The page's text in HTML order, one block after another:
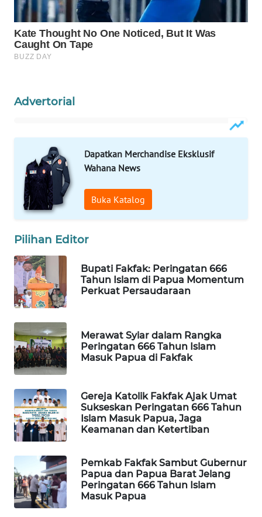
Advertorial
Dapatkan Merchandise Eksklusif
Wahana News
Buka Katalog
Pilihan Editor
Bupati Fakfak: Peringatan 666
Tahun Islam di Papua Momentum
Perkuat Persaudaraan
Merawat Syiar dalam Rangka
Peringatan 666 Tahun Islam
Masuk Papua di Fakfak
Gereja Katolik Fakfak Ajak Umat
Sukseskan Peringatan 666 Tahun
Islam Masuk Papua, Jaga
Keamanan dan Ketertiban
Pemkab Fakfak Sambut Gubernur
Papua dan Papua Barat Jelang
Peringatan 666 Tahun Islam
Masuk Papua
WAHANA
LISTRIK
WAHANA
WAHANA
WAHANANEWS
ID
WAHANANEWS
CO ID
WAHANANEWS
WAHANA
SPORT
WAHANA
UMKM
WAHANA
SELEB
WAHANA
PERSONA
OTOMOTIF
WAHANA
HEALTH